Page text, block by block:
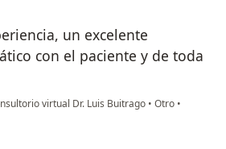
un excelente
con el paciente y de toda
virtual Dr. Luis Buitrago • Otro •
Albino